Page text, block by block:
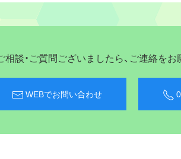
談・ご質問ございましたら、ご連絡をお
WEBでお問い合わせ